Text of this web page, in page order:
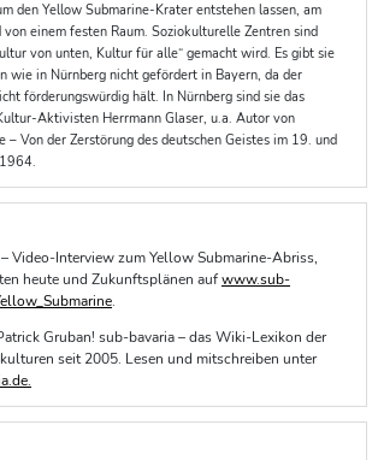
den Yellow Submarine-Krater entstehen lassen, am
von einem festen Raum. Soziokulturelle Zentren sind
von unten, Kultur für alle“ gemacht wird. Es gibt sie
wie in Nürnberg nicht gefördert in Bayern, da der
förderungswürdig hält. In Nürnberg sind sie das
Aktivisten Herrmann Glaser, u.a. Autor von
– Von der Zerstörung des deutschen Geistes im 19. und
Video-Interview zum Yellow Submarine-Abriss,
heute und Zukunftsplänen aufwww.sub-
.
Gruban! sub-bavaria – das Wiki-Lexikon der
seit 2005. Lesen und mitschreiben unter